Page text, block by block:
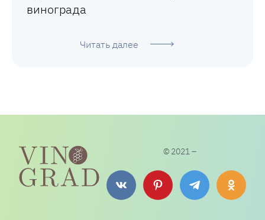
винограда
Читать далее
© 2021 –